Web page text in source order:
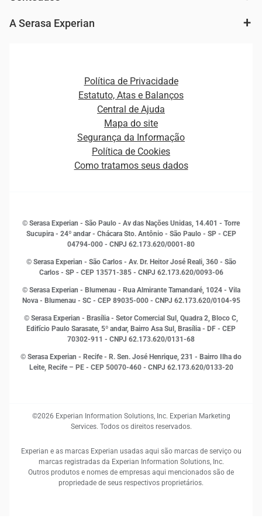
Cobrança e Recuperação de Dívidas
Plataformas e Motores de decisão
Fintechs
Ver todo o conteúdo
Curso Gratuito de Saúde Financeira
Empreendedorismo
Estudos e Pesquisas
Inovação e Tecnologia
Leis e impostos
Marketing
Open Finance
Proteção de Dados
Sustentabilidade Corporativa
A Serasa Experian
Distribuidores e representantes
Estrutura Organizacional
Sala de Imprensa
Política de Privacidade
Estatuto, Atas e Balanços
Central de Ajuda
Mapa do site
Segurança da Informação
Política de Cookies
Como tratamos seus dados
© Serasa Experian - São Paulo - Av das Nações Unidas, 14.401 - Torre
Sucupira - 24º andar - Chácara Sto. Antônio - São Paulo - SP - CEP
04794-000 - CNPJ 62.173.620/0001-80
© Serasa Experian - São Carlos - Av. Dr. Heitor José Reali, 360 - São
Carlos - SP - CEP 13571-385 - CNPJ 62.173.620/0093-06
© Serasa Experian - Blumenau - Rua Almirante Tamandaré, 1024 - Vila
Nova - Blumenau - SC - CEP 89035-000 - CNPJ 62.173.620/0104-95
© Serasa Experian - Brasília - Setor Comercial Sul, Quadra 2, Bloco C,
Edifício Paulo Sarasate, 5º andar, Bairro Asa Sul, Brasília - DF - CEP
70302-911 - CNPJ 62.173.620/0131-68
© Serasa Experian - Recife - R. Sen. José Henrique, 231 - Bairro Ilha do
Leite, Recife – PE - CEP 50070-460 - CNPJ 62.173.620/0133-20
©2026 Experian Information Solutions, Inc. Experian Marketing
Services. Todos os direitos reservados.
Experian e as marcas Experian usadas aqui são marcas de serviço ou
marcas registradas da Experian Information Solutions, Inc.
Outros produtos e nomes de empresas aqui mencionados são de
propriedade de seus respectivos proprietários.